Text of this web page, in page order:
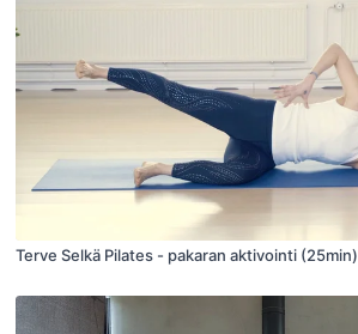
Terve Selkä Pilates - pakaran aktivointi (25min)